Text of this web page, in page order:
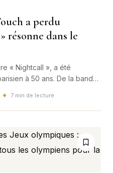
a perdu
résonne dans le
« Nightcall », a été
à 50 ans. De la bande
avait traversé le cinéma,
◆ 7 min de lecture